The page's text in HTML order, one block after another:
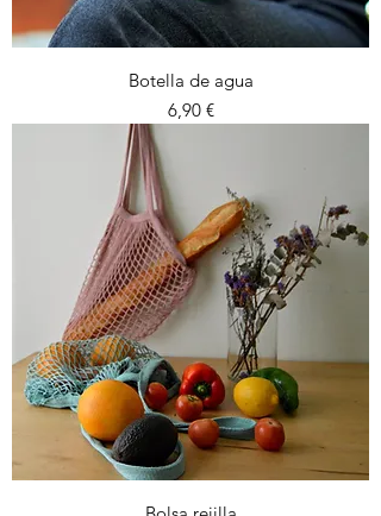
Botella de agua
Precio
6,90 €